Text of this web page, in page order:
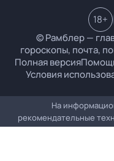
© Рамблер —
гороскопы, почта,
Полная версия
Условия
18+
На
рекомендательные